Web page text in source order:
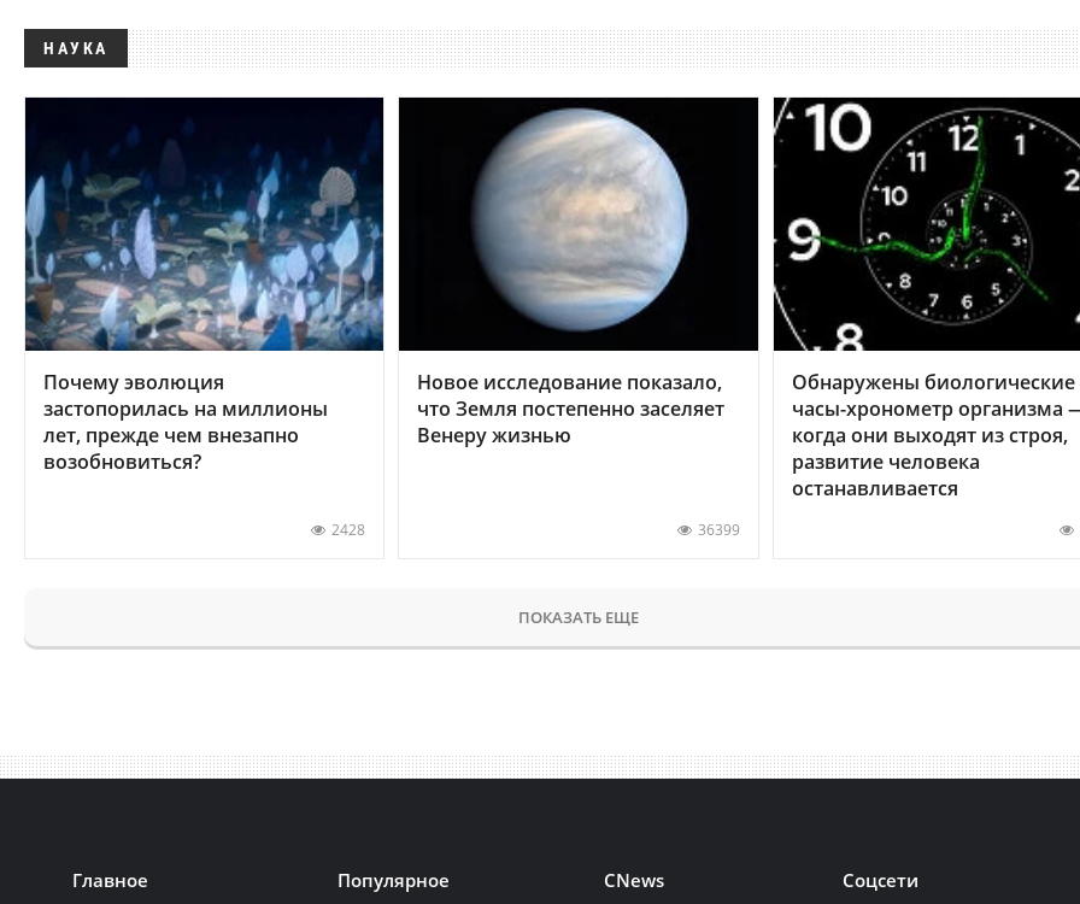
НАУКА
Почему эволюция
застопорилась на миллионы
лет, прежде чем внезапно
возобновиться?
2428
Новое исследование показало,
что Земля постепенно заселяет
Венеру жизнью
36399
Обнаружены биологические
часы-хронометр организма
когда они выходят из строя,
развитие человека
останавливается
ПОКАЗАТЬ ЕЩЕ
Главное Популярное CNews Соцсети